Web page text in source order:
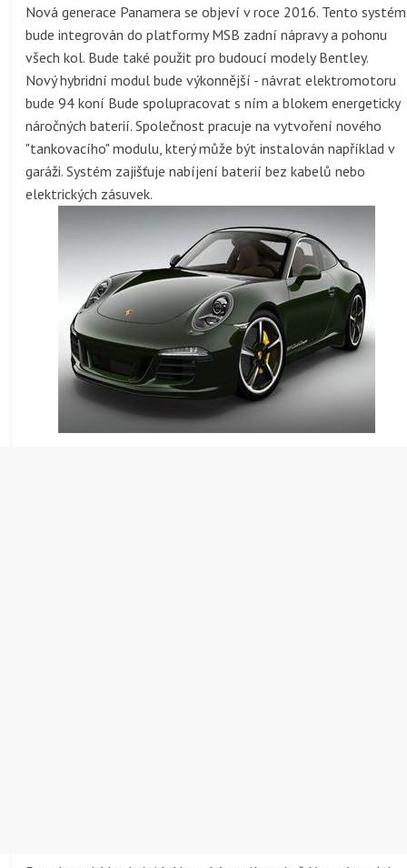
Nová generace Panamera se objeví v roce 2016. Tento systém
bude integrován do platformy MSB zadní nápravy a pohonu
všech kol. Bude také použit pro budoucí modely Bentley.
Nový hybridní modul bude výkonnější - návrat elektromotoru
bude 94 koní Bude spolupracovat s ním a blokem energeticky
náročných baterií. Společnost pracuje na vytvoření nového
"tankovacího" modulu, který může být instalován například v
garáži. Systém zajišťuje nabíjení baterií bez kabelů nebo
elektrických zásuvek.